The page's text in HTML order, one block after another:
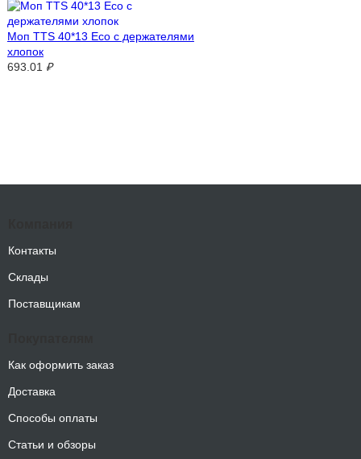
Моп TTS 40*13 Eco с держателями
хлопок
693.01 ₽
Контакты
Склады
Поставщикам
Как оформить заказ
Доставка
Способы оплаты
Статьи и обзоры